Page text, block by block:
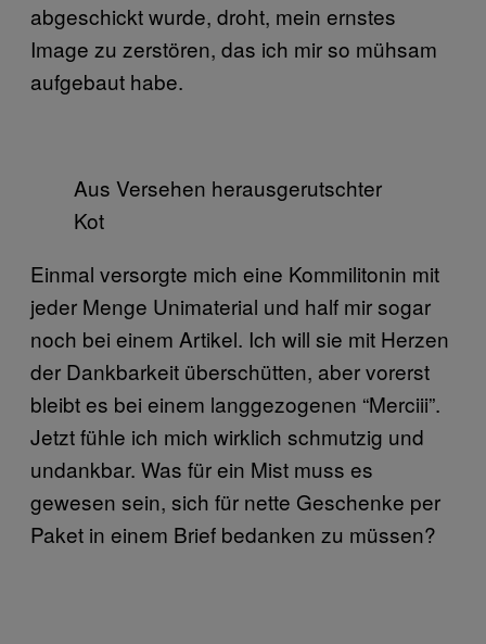
abgeschickt wurde, droht, mein ernstes
Image zu zerstören, das ich mir so mühsam
aufgebaut habe.
Aus Versehen herausgerutschter
Kot
Einmal versorgte mich eine Kommilitonin mit
jeder Menge Unimaterial und half mir sogar
noch bei einem Artikel. Ich will sie mit Herzen
der Dankbarkeit überschütten, aber vorerst
bleibt es bei einem langgezogenen “Merciii”.
Jetzt fühle ich mich wirklich schmutzig und
undankbar. Was für ein Mist muss es
gewesen sein, sich für nette Geschenke per
Paket in einem Brief bedanken zu müssen?